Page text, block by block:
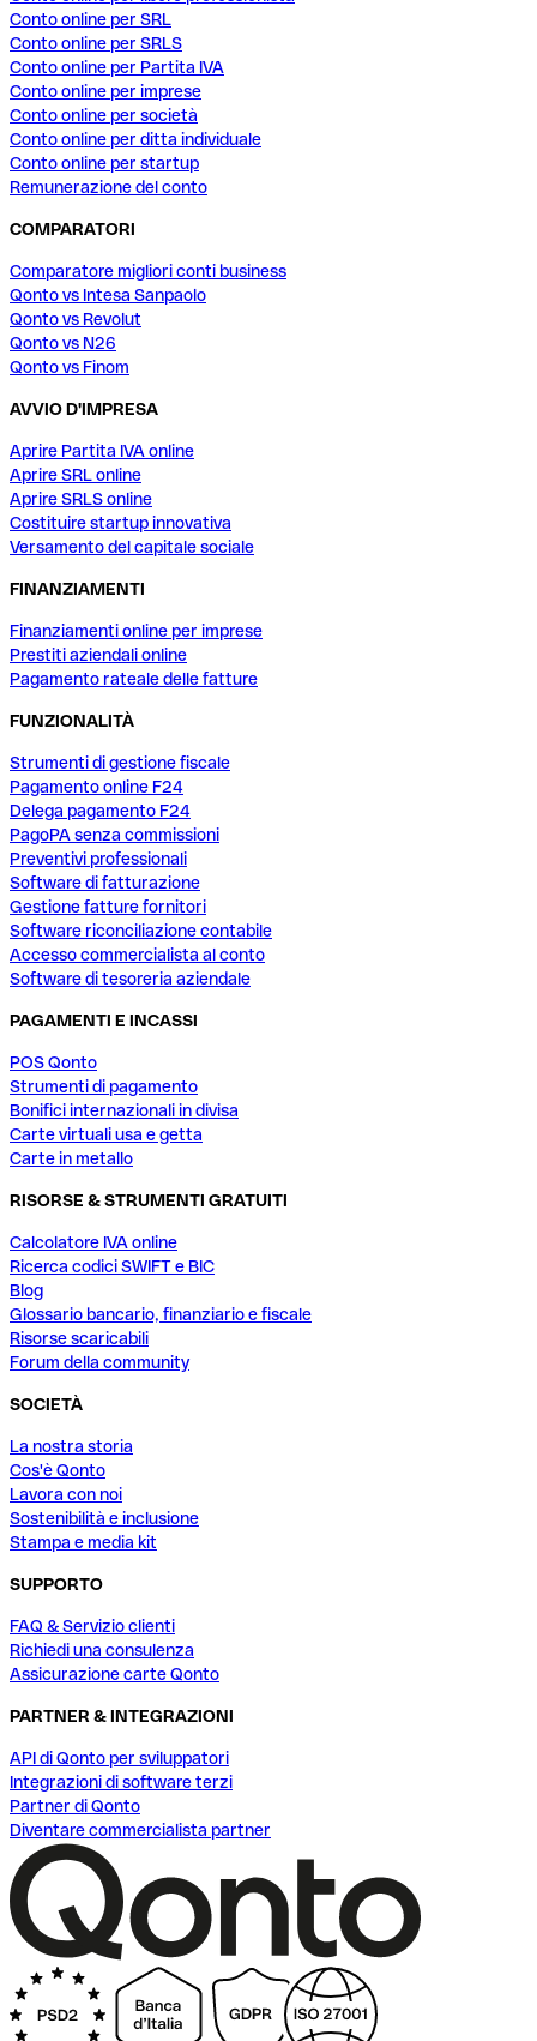
Conto online per SRL
Conto online per SRLS
Conto online per Partita IVA
Conto online per imprese
Conto online per società
Conto online per ditta individuale
Conto online per startup
Remunerazione del conto
COMPARATORI
Comparatore migliori conti business
Qonto vs Intesa Sanpaolo
Qonto vs Revolut
Qonto vs N26
Qonto vs Finom
AVVIO D'IMPRESA
Aprire Partita IVA online
Aprire SRL online
Aprire SRLS online
Costituire startup innovativa
Versamento del capitale sociale
FINANZIAMENTI
Finanziamenti online per imprese
Prestiti aziendali online
Pagamento rateale delle fatture
FUNZIONALITÀ
Strumenti di gestione fiscale
Pagamento online F24
Delega pagamento F24
PagoPA senza commissioni
Preventivi professionali
Software di fatturazione
Gestione fatture fornitori
Software riconciliazione contabile
Accesso commercialista al conto
Software di tesoreria aziendale
PAGAMENTI E INCASSI
POS Qonto
Strumenti di pagamento
Bonifici internazionali in divisa
Carte virtuali usa e getta
Carte in metallo
RISORSE & STRUMENTI GRATUITI
Calcolatore IVA online
Ricerca codici SWIFT e BIC
Blog
Glossario bancario, finanziario e fiscale
Risorse scaricabili
Forum della community
SOCIETÀ
La nostra storia
Cos'è Qonto
Lavora con noi
Sostenibilità e inclusione
Stampa e media kit
SUPPORTO
FAQ & Servizio clienti
Richiedi una consulenza
Assicurazione carte Qonto
PARTNER & INTEGRAZIONI
API di Qonto per sviluppatori
Integrazioni di software terzi
Partner di Qonto
Diventare commercialista partner